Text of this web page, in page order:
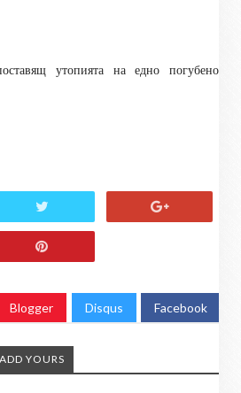
утопията на едно погубено
Blogger Disqus Facebook
YOURS